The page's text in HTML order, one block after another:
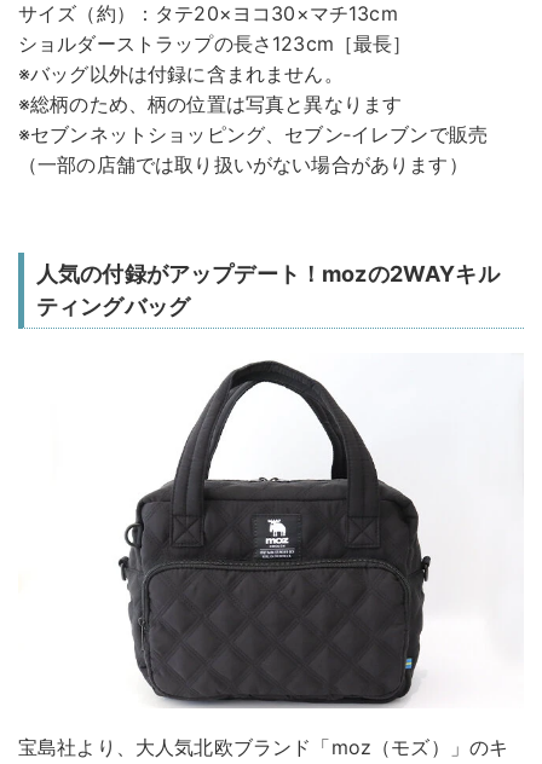
サイズ（約）：タテ20×ヨコ30×マチ13cm
ショルダーストラップの長さ123cm［最長］
※バッグ以外は付録に含まれません。
※総柄のため、柄の位置は写真と異なります
※セブンネットショッピング、セブン‐イレブンで販売
（一部の店舗では取り扱いがない場合があります）
人気の付録がアップデート！mozの2WAYキル
ティングバッグ
宝島社より、大人気北欧ブランド「moz（モズ）」のキ